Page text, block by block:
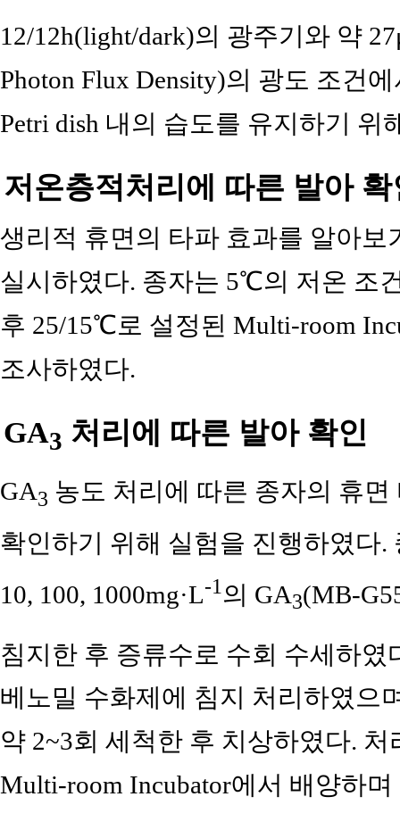
12/12h(light/dark)의 광주기와 약
Photon Flux Density)의 광도 조건
Petri dish 내의 습도를 유지하기 위
저온층적처리에 따른 발아 확
생리적 휴면의 타파 효과를 알아보
실시하였다. 종자는 5℃의 저온 조
후 25/15℃로 설정된 Multi-room
조사하였다.
GA3 처리에 따른 발아 확인
GA3 농도 처리에 따른 종자의 휴
확인하기 위해 실험을 진행하였다.
10, 100, 1000mg·L-1의 GA3(MB-
침지한 후 증류수로 수회 수세하였
베노밀 수화제에 침지 처리하였으
약 2~3회 세척한 후 치상하였다.
Multi-room Incubator에서 배양하